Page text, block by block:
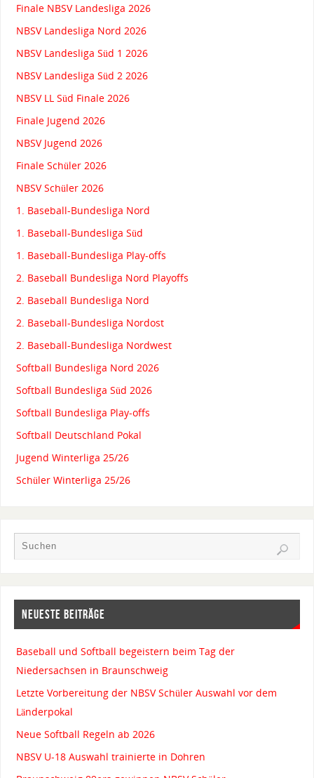
Finale NBSV Landesliga 2026
NBSV Landesliga Nord 2026
NBSV Landesliga Süd 1 2026
NBSV Landesliga Süd 2 2026
NBSV LL Süd Finale 2026
Finale Jugend 2026
NBSV Jugend 2026
Finale Schüler 2026
NBSV Schüler 2026
1. Baseball-Bundesliga Nord
1. Baseball-Bundesliga Süd
1. Baseball-Bundesliga Play-offs
2. Baseball Bundesliga Nord Playoffs
2. Baseball Bundesliga Nord
2. Baseball-Bundesliga Nordost
2. Baseball-Bundesliga Nordwest
Softball Bundesliga Nord 2026
Softball Bundesliga Süd 2026
Softball Bundesliga Play-offs
Softball Deutschland Pokal
Jugend Winterliga 25/26
Schüler Winterliga 25/26
NEUESTE BEITRÄGE
Baseball und Softball begeistern beim Tag der
Niedersachsen in Braunschweig
Letzte Vorbereitung der NBSV Schüler Auswahl vor dem
Länderpokal
Neue Softball Regeln ab 2026
NBSV U-18 Auswahl trainierte in Dohren